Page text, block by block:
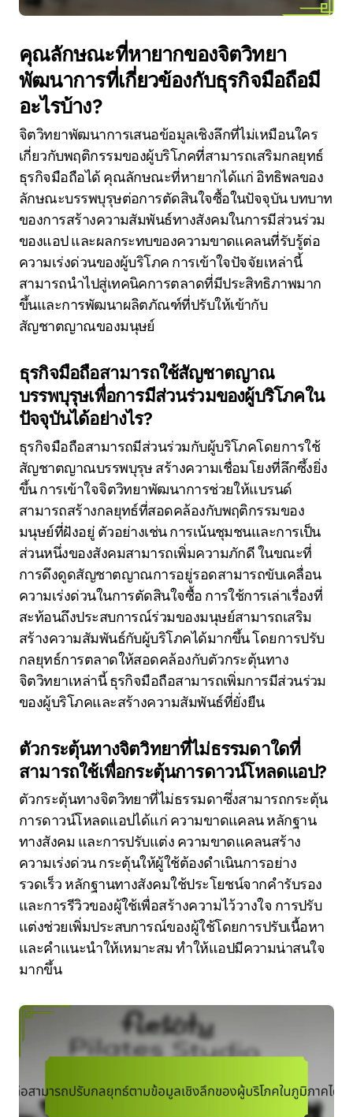
คุณลักษณะที่หายากของจิตวิทยา
พัฒนาการที่เกี่ยวข้องกับธุรกิจมือถือมี
อะไรบ้าง?
จิตวิทยาพัฒนาการเสนอข้อมูลเชิงลึกที่ไม่เหมือนใคร
เกี่ยวกับพฤติกรรมของผู้บริโภคที่สามารถเสริมกลยุทธ์
ธุรกิจมือถือได้ คุณลักษณะที่หายากได้แก่ อิทธิพลของ
ลักษณะบรรพบุรุษต่อการตัดสินใจซื้อในปัจจุบัน บทบาท
ของการสร้างความสัมพันธ์ทางสังคมในการมีส่วนร่วม
ของแอป และผลกระทบของความขาดแคลนที่รับรู้ต่อ
ความเร่งด่วนของผู้บริโภค การเข้าใจปัจจัยเหล่านี้
สามารถนำไปสู่เทคนิคการตลาดที่มีประสิทธิภาพมาก
ขึ้นและการพัฒนาผลิตภัณฑ์ที่ปรับให้เข้ากับ
สัญชาตญาณของมนุษย์
ธุรกิจมือถือสามารถใช้สัญชาตญาณ
บรรพบุรุษเพื่อการมีส่วนร่วมของผู้บริโภคใน
ปัจจุบันได้อย่างไร?
ธุรกิจมือถือสามารถมีส่วนร่วมกับผู้บริโภคโดยการใช้
สัญชาตญาณบรรพบุรุษ สร้างความเชื่อมโยงที่ลึกซึ้งยิ่ง
ขึ้น การเข้าใจจิตวิทยาพัฒนาการช่วยให้แบรนด์
สามารถสร้างกลยุทธ์ที่สอดคล้องกับพฤติกรรมของ
มนุษย์ที่ฝังอยู่ ตัวอย่างเช่น การเน้นชุมชนและการเป็น
ส่วนหนึ่งของสังคมสามารถเพิ่มความภักดี ในขณะที่
การดึงดูดสัญชาตญาณการอยู่รอดสามารถขับเคลื่อน
ความเร่งด่วนในการตัดสินใจซื้อ การใช้การเล่าเรื่องที่
สะท้อนถึงประสบการณ์ร่วมของมนุษย์สามารถเสริม
สร้างความสัมพันธ์กับผู้บริโภคได้มากขึ้น โดยการปรับ
กลยุทธ์การตลาดให้สอดคล้องกับตัวกระตุ้นทาง
จิตวิทยาเหล่านี้ ธุรกิจมือถือสามารถเพิ่มการมีส่วนร่วม
ของผู้บริโภคและสร้างความสัมพันธ์ที่ยั่งยืน
ตัวกระตุ้นทางจิตวิทยาที่ไม่ธรรมดาใดที่
สามารถใช้เพื่อกระตุ้นการดาวน์โหลดแอป?
ตัวกระตุ้นทางจิตวิทยาที่ไม่ธรรมดาซึ่งสามารถกระตุ้น
การดาวน์โหลดแอปได้แก่ ความขาดแคลน หลักฐาน
ทางสังคม และการปรับแต่ง ความขาดแคลนสร้าง
ความเร่งด่วน กระตุ้นให้ผู้ใช้ต้องดำเนินการอย่าง
รวดเร็ว หลักฐานทางสังคมใช้ประโยชน์จากคำรับรอง
และการรีวิวของผู้ใช้เพื่อสร้างความไว้วางใจ การปรับ
แต่งช่วยเพิ่มประสบการณ์ของผู้ใช้โดยการปรับเนื้อหา
และคำแนะนำให้เหมาะสม ทำให้แอปมีความน่าสนใจ
มากขึ้น